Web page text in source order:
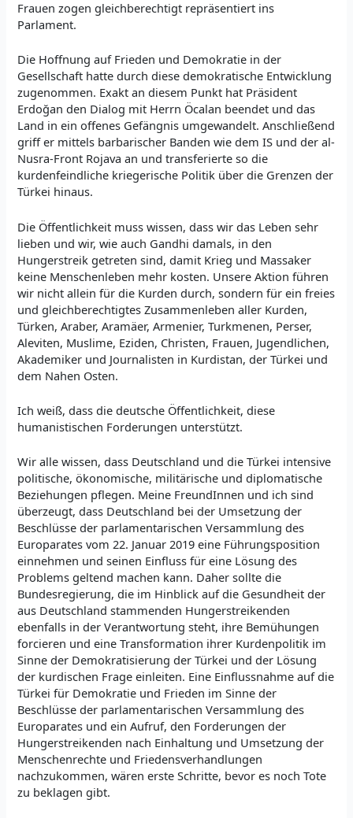
Frauen zogen gleichberechtigt repräsentiert ins
Parlament.
Die Hoffnung auf Frieden und Demokratie in der
Gesellschaft hatte durch diese demokratische Entwicklung
zugenommen. Exakt an diesem Punkt hat Präsident
Erdoğan den Dialog mit Herrn Öcalan beendet und das
Land in ein offenes Gefängnis umgewandelt. Anschließend
griff er mittels barbarischer Banden wie dem IS und der al-
Nusra-Front Rojava an und transferierte so die
kurdenfeindliche kriegerische Politik über die Grenzen der
Türkei hinaus.
Die Öffentlichkeit muss wissen, dass wir das Leben sehr
lieben und wir, wie auch Gandhi damals, in den
Hungerstreik getreten sind, damit Krieg und Massaker
keine Menschenleben mehr kosten. Unsere Aktion führen
wir nicht allein für die Kurden durch, sondern für ein freies
und gleichberechtigtes Zusammenleben aller Kurden,
Türken, Araber, Aramäer, Armenier, Turkmenen, Perser,
Aleviten, Muslime, Eziden, Christen, Frauen, Jugendlichen,
Akademiker und Journalisten in Kurdistan, der Türkei und
dem Nahen Osten.
Ich weiß, dass die deutsche Öffentlichkeit, diese
humanistischen Forderungen unterstützt.
Wir alle wissen, dass Deutschland und die Türkei intensive
politische, ökonomische, militärische und diplomatische
Beziehungen pflegen. Meine FreundInnen und ich sind
überzeugt, dass Deutschland bei der Umsetzung der
Beschlüsse der parlamentarischen Versammlung des
Europarates vom 22. Januar 2019 eine Führungsposition
einnehmen und seinen Einfluss für eine Lösung des
Problems geltend machen kann. Daher sollte die
Bundesregierung, die im Hinblick auf die Gesundheit der
aus Deutschland stammenden Hungerstreikenden
ebenfalls in der Verantwortung steht, ihre Bemühungen
forcieren und eine Transformation ihrer Kurdenpolitik im
Sinne der Demokratisierung der Türkei und der Lösung
der kurdischen Frage einleiten. Eine Einflussnahme auf die
Türkei für Demokratie und Frieden im Sinne der
Beschlüsse der parlamentarischen Versammlung des
Europarates und ein Aufruf, den Forderungen der
Hungerstreikenden nach Einhaltung und Umsetzung der
Menschenrechte und Friedensverhandlungen
nachzukommen, wären erste Schritte, bevor es noch Tote
zu beklagen gibt.